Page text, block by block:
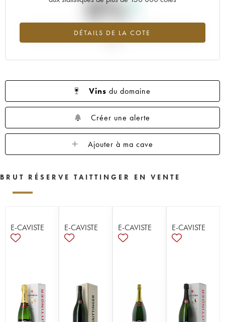
DÉTAILS DE LA COTE
0%
Tendance à la hausse du millésime 1955 en 2026 par rapport à
Vins du domaine
Créer une alerte
Ajouter à ma cave
BRUT RÉSERVE TAITTINGER EN VENTE
E-CAVISTE E-CAVISTE E-CAVISTE E-CAVISTE